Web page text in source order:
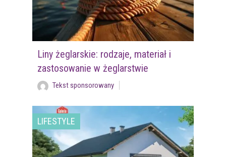
Liny żeglarskie: rodzaje, materiał i
zastosowanie w żeglarstwie
Tekst sponsorowany
LIFESTYLE